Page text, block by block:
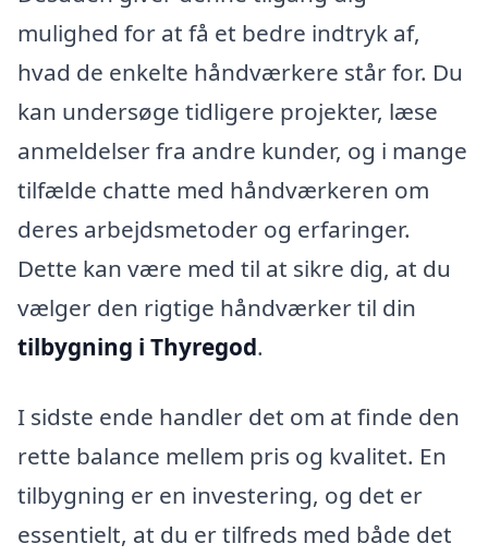
mulighed for at få et bedre indtryk af,
hvad de enkelte håndværkere står for. Du
kan undersøge tidligere projekter, læse
anmeldelser fra andre kunder, og i mange
tilfælde chatte med håndværkeren om
deres arbejdsmetoder og erfaringer.
Dette kan være med til at sikre dig, at du
vælger den rigtige håndværker til din
tilbygning i Thyregod.
I sidste ende handler det om at finde den
rette balance mellem pris og kvalitet. En
tilbygning er en investering, og det er
essentielt, at du er tilfreds med både det